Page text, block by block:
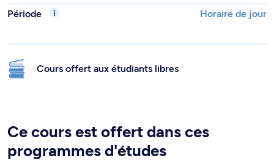
Période
Horaire de jour
Cours offert aux étudiants libres
Ce cours est offert dans ces
programmes d'études